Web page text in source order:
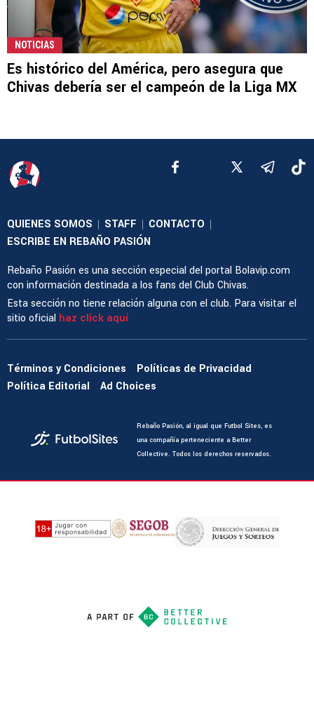
NOTICIAS
Es histórico del América, pero asegura que
Chivas debería ser el campeón de la Liga MX
QUIENES SOMOS | STAFF | CONTACTO |
ESCRIBE EN REBAÑO PASIÓN
Rebaño Pasión es una sección especial del portal Bolavip.com
con información destinada a los fans del Club Chivas.
Esta sección no tiene relación alguna con el club. Para visitar el
sitio oficial haz click aquí
Términos y Condiciones
Políticas de Privacidad
Política Editorial
Ad Choices
Rebaño Pasión, al igual que Futbol Sites, es
una compañía perteneciente a Better
Collective. Todos los derechos reservados.